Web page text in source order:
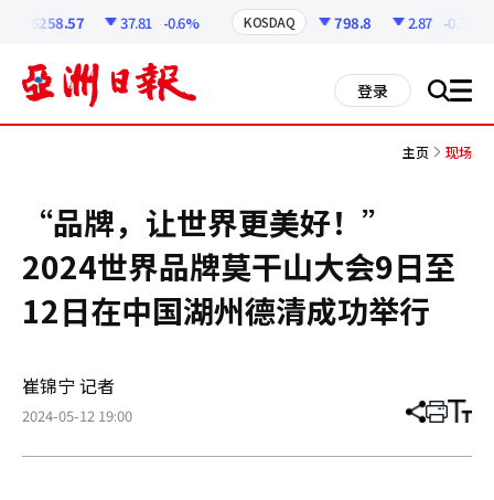
6258.57 37.81 -0.6% KOSDAQ 798.8 2.87 -0.36%
登录 搜 all
主页 现场
“品牌，让世界更美好！”
2024世界品牌莫干山大会9日至
12日在中国湖州德清成功举行
崔锦宁 记者
2024-05-12 19:00 分
章
打 调
小